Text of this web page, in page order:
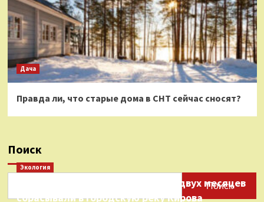
Дача
Правда ли, что старые дома в СНТ сейчас сносят?
Поиск
Поиск
Экология
Нефтепродукты на протяжении двух месяцев
сбрасывали в городскую реку Кирова